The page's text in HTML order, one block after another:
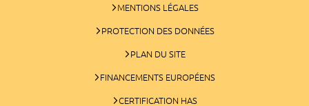
MENTIONS LÉGALES
PROTECTION DES DONNÉES
PLAN DU SITE
FINANCEMENTS EUROPÉENS
CERTIFICATION HAS